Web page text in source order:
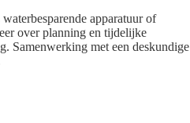
apparatuur of
over planning en tijdelijke
Samenwerking met een deskundige